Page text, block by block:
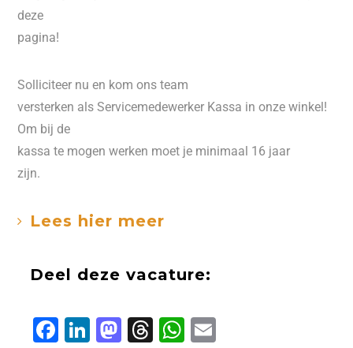
deze
pagina!
Solliciteer nu en kom ons team
versterken als Servicemedewerker Kassa in onze winkel!
Om bij de
kassa te mogen werken moet je minimaal 16 jaar
zijn.
Lees hier meer
Deel deze vacature:
F
Li M T
W